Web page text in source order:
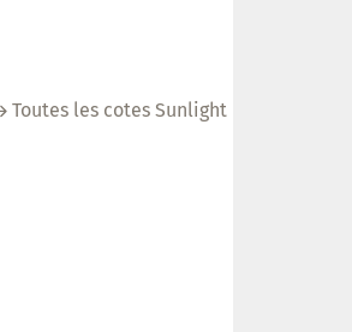
Toutes les cotes Sunlight